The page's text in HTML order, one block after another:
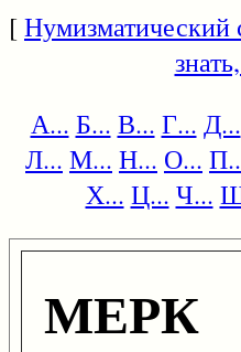
[Нумизматический
А... Б... В... Г... Д...
Л... М... Н... О...
Х... Ц... Ч...
МЕРК